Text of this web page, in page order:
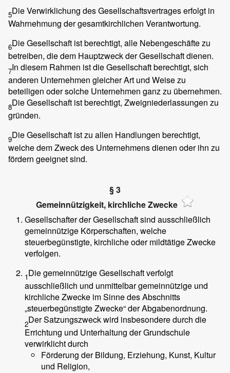
5Die Verwirklichung des Gesellschaftsvertrages erfolgt in
Wahrnehmung der gesamtkirchlichen Verantwortung.
6Die Gesellschaft ist berechtigt, alle Nebengeschäfte zu
betreiben, die dem Hauptzweck der Gesellschaft dienen.
7In diesem Rahmen ist die Gesellschaft berechtigt, sich
anderen Unternehmen gleicher Art und Weise zu
beteiligen oder solche Unternehmen ganz zu übernehmen.
8Die Gesellschaft ist berechtigt, Zweigniederlassungen zu
gründen.
9Die Gesellschaft ist zu allen Handlungen berechtigt,
welche dem Zweck des Unternehmens dienen oder ihn zu
fördern geeignet sind.
§ 3
Gemeinnützigkeit, kirchliche Zwecke
Gesellschafter der Gesellschaft sind ausschließlich
gemeinnützige Körperschaften, welche
steuerbegünstigte, kirchliche oder mildtätige Zwecke
verfolgen.
1Die gemeinnützige Gesellschaft verfolgt
ausschließlich und unmittelbar gemeinnützige und
kirchliche Zwecke im Sinne des Abschnitts
„steuerbegünstigte Zwecke“ der Abgabenordnung.
2Der Satzungszweck wird insbesondere durch die
Errichtung und Unterhaltung der Grundschule
verwirklicht durch
Förderung der Bildung, Erziehung, Kunst, Kultur
und Religion,